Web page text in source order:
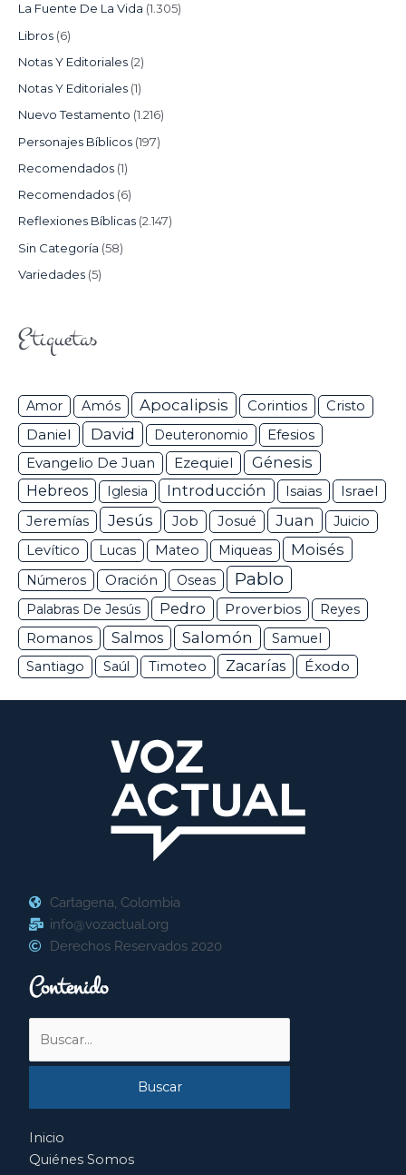
La Fuente De La Vida (1.305)
Libros (6)
Notas Y Editoriales (2)
Notas Y Editoriales (1)
Nuevo Testamento (1.216)
Personajes Bíblicos (197)
Recomendados (1)
Recomendados (6)
Reflexiones Bíblicas (2.147)
Sin Categoría (58)
Variedades (5)
Etiquetas
Amor Amós Apocalipsis Corintios Cristo
Daniel David Deuteronomio Efesios
Evangelio De Juan Ezequiel
Génesis
Hebreos
Iglesia Introducción Isaias Israel
Jeremías Jesús Job Josué Juan
Juicio
Levítico
Lucas Mateo Miqueas Moisés
Números Oración Oseas Pablo
Palabras De Jesús Pedro Proverbios Reyes
Romanos Salmos Salomón
Samuel
Santiago
Saúl Timoteo Zacarías Éxodo
Cartagena, Colombia
info@vozactual.org
Derechos Reservados 2020
Contenido
por:
Inicio
Quiénes Somos